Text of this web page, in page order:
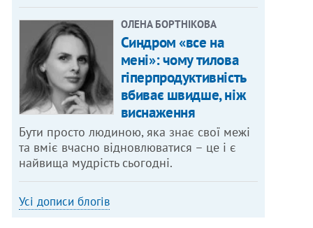
ОЛЕНА БОРТНІКОВА
Синдром «все на
мені»: чому тилова
гіперпродуктивність
вбиває швидше, ніж
виснаження
Бути просто людиною, яка знає свої межі
та вміє вчасно відновлюватися – це і є
найвища мудрість сьогодні.
Усі дописи блогів